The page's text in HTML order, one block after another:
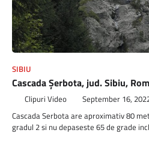
SIBIU
Cascada Șerbota, jud. Sibiu,
Clipuri Video September 16,
Cascada Serbota are aproximativ 80
gradul 2 si nu depaseste 65 de grade